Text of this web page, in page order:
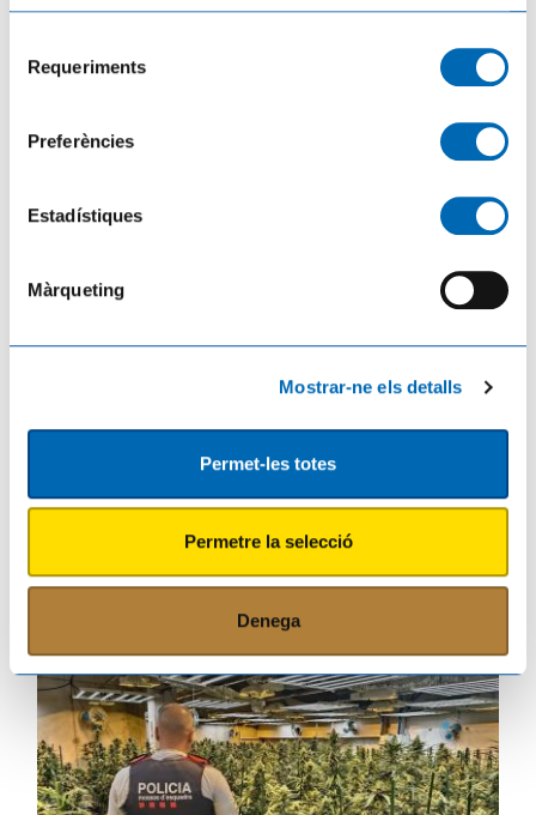
Requeriments
Preferències
Estadístiques
Màrqueting
Mostrar-ne els detalls
Permet-les totes
Permetre la selecció
Denega
ballarins d'arreu del mónia
20/07/2026
Roquetes escalfa motors per rebre La Vuelta
20/07/2026